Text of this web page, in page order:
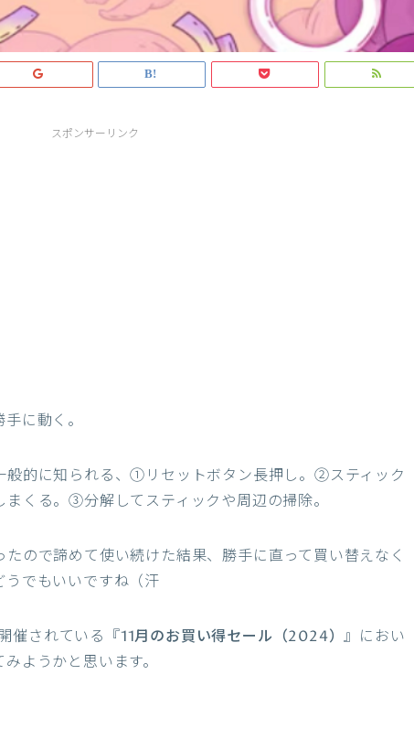
スポンサーリンク
に動く。
般的に知られる、①リセットボタン長押し。②スティック
くる。③分解してスティックや周辺の掃除。
ので諦めて使い続けた結果、勝手に直って買い替えなく
でもいいですね（汗
催されている『11月のお買い得セール（2024）』におい
ようかと思います。